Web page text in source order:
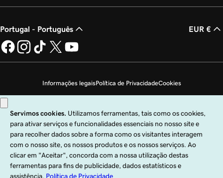
Portugal - Português EUR €
Informações legaisPolítica de PrivacidadeCookies
Copyright © 1999 – 2026 GoDaddy Operating Company, LLC. Todos os direitos
reservados. A marca nominativa GoDaddy é uma marca comercial registada da
GoDaddy Operating Company, LLC nos EUA e noutros países. O logótipo "GO"
é uma marca comercial registada da GoDaddy.com, LLC nos EUA.
A utilização deste site está sujeita às condições de utilização expressas. Ao